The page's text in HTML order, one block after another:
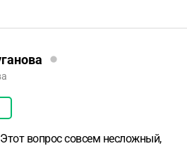
который учится на юриста,
Помогите пожалуйста
вопрос совсем несложный,